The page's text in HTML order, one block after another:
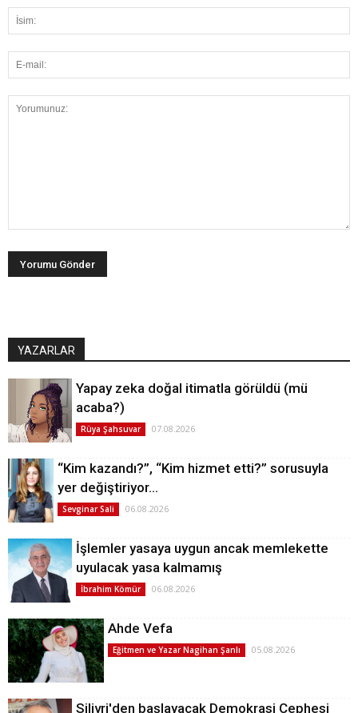
YAZARLAR
Yapay zeka doğal itimatla görüldü (mü
acaba?)
Rüya Şahsuvar 07.08.2026
“Kim kazandı?”, “Kim hizmet etti?” sorusuyla
yer değiştiriyor…
Sevginar Sali 06.08.2026
İşlemler yasaya uygun ancak memlekette
uyulacak yasa kalmamış
İbrahim Kömür 06.08.2026
Ahde Vefa
Eğitmen ve Yazar Nagihan Şanlı 05.08.2026
Silivri'den başlayacak Demokrasi Cephesi